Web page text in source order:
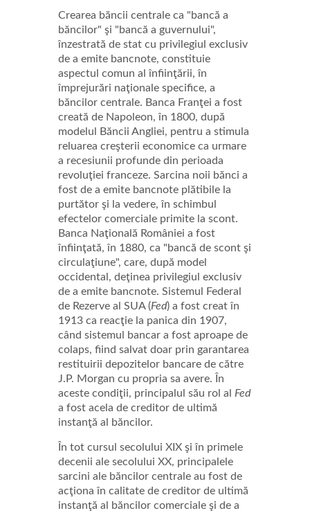
Crearea băncii centrale ca "bancă a
băncilor" şi "bancă a guvernului",
înzestrată de stat cu privilegiul exclusiv
de a emite bancnote, constituie
aspectul comun al înfiinţării, în
împrejurări naţionale specifice, a
băncilor centrale. Banca Franţei a fost
creată de Napoleon, în 1800, după
modelul Băncii Angliei, pentru a stimula
reluarea creşterii economice ca urmare
a recesiunii profunde din perioada
revoluţiei franceze. Sarcina noii bănci a
fost de a emite bancnote plătibile la
purtător şi la vedere, în schimbul
efectelor comerciale primite la scont.
Banca Naţională României a fost
înfiinţată, în 1880, ca "bancă de scont şi
circulaţiune", care, după model
occidental, deţinea privilegiul exclusiv
de a emite bancnote. Sistemul Federal
de Rezerve al SUA (Fed) a fost creat în
1913 ca reacţie la panica din 1907,
când sistemul bancar a fost aproape de
colaps, fiind salvat doar prin garantarea
restituirii depozitelor bancare de către
J.P. Morgan cu propria sa avere. În
aceste condiţii, principalul său rol al Fed
a fost acela de creditor de ultimă
instanţă al băncilor.
În tot cursul secolului XIX şi în primele
decenii ale secolului XX, principalele
sarcini ale băncilor centrale au fost de
acţiona în calitate de creditor de ultimă
instanţă al băncilor comerciale şi de a